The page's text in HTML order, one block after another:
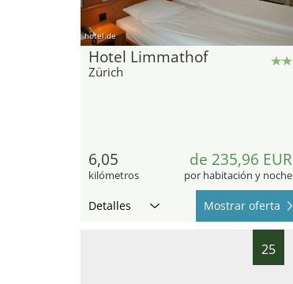
hotel.de
Hotel Limmathof
Zürich
6,05
kilómetros
de 235,96 EUR
por habitación y noche
Detalles Mostrar oferta
25